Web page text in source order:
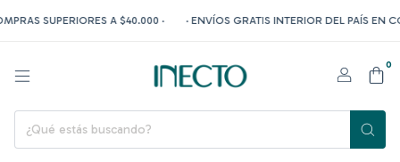
SUPERIORES A $40.000 · · ENVÍOS GRATIS INTERIOR DEL PAÍS EN
0